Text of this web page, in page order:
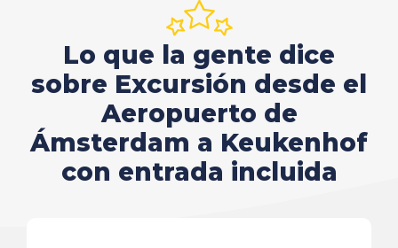
Lo que la gente dice
sobre Excursión desde el
Aeropuerto de
Ámsterdam a Keukenhof
con entrada incluida